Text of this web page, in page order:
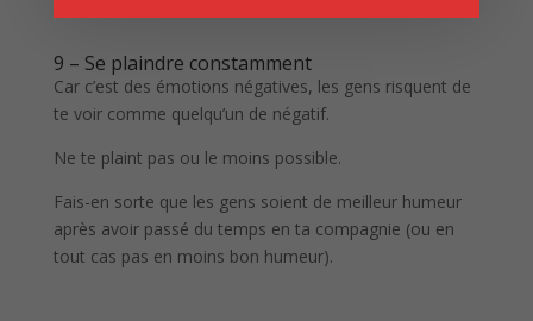
9 – Se plaindre constamment
Car c’est des émotions négatives, les gens risquent de
te voir comme quelqu’un de négatif.
Ne te plaint pas ou le moins possible.
Fais-en sorte que les gens soient de meilleur humeur
après avoir passé du temps en ta compagnie (ou en
tout cas pas en moins bon humeur).